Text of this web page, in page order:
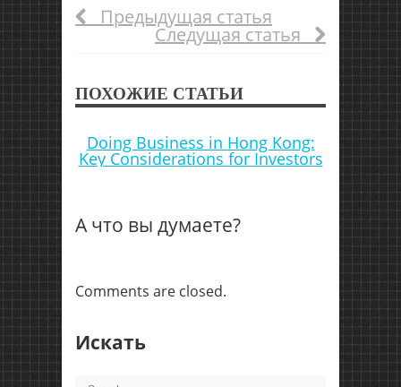
Предыдущая статья
Следущая статья
ПОХОЖИЕ СТАТЬИ
Doing Business in Hong Kong:
Key Considerations for Investors
А что вы думаете?
Comments are closed.
Искать